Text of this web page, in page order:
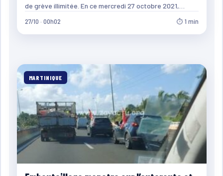
de grève illimitée. En ce mercredi 27 octobre 2021,…
27/10 · 00h02 ⏱ 1 min
MARTINIQUE